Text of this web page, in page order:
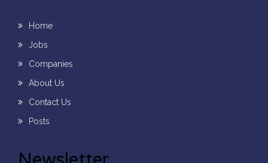
Home
Jobs
Companies
About Us
Contact Us
Posts